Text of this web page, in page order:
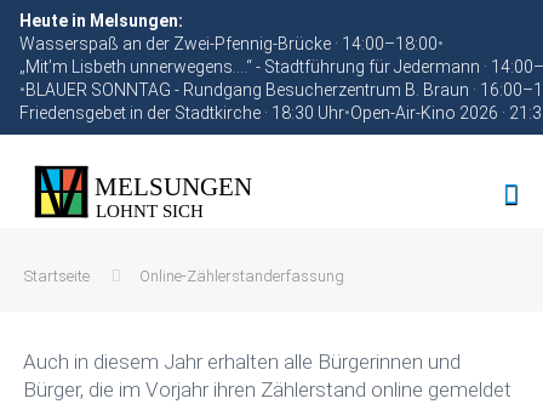
Heute in Melsungen:
Wasserspaß an der Zwei-Pfennig-Brücke · 14:00–18:00•
„Mit’m Lisbeth unnerwegens….“ - Stadtführung für Jedermann ·
•BLAUER SONNTAG - Rundgang Besucherzentrum B. Braun ·
Friedensgebet in der Stadtkirche · 18:30 Uhr•Open-Air-Kino 2026 ·
Startseite Online-Zählerstanderfassung
Auch in diesem Jahr erhalten alle Bürgerinnen und
Bürger, die im Vorjahr ihren Zählerstand online gemeldet